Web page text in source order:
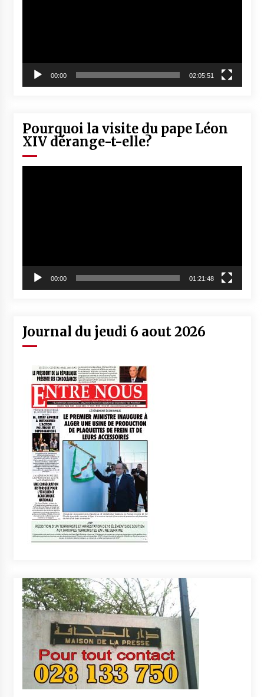
00:00 02:05:51
Pourquoi la visite du pape Léon
XIV dérange-t-elle?
00:00 01:21:48
Journal du jeudi 6 aout 2026